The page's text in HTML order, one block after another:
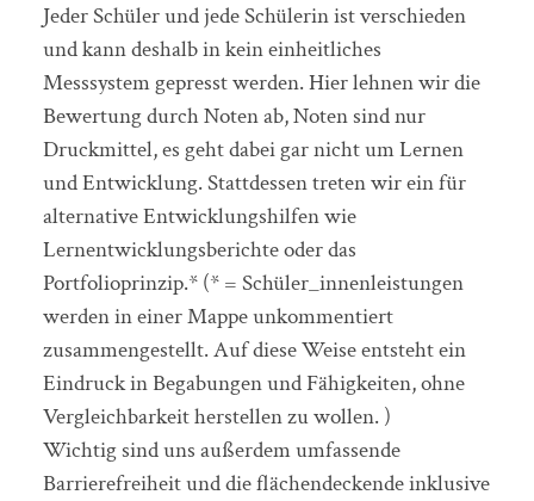
Jeder Schüler und jede Schülerin ist verschieden
und kann deshalb in kein einheitliches
Messsystem gepresst werden. Hier lehnen wir die
Bewertung durch Noten ab, Noten sind nur
Druckmittel, es geht dabei gar nicht um Lernen
und Entwicklung. Stattdessen treten wir ein für
alternative Entwicklungshilfen wie
Lernentwicklungsberichte oder das
Portfolioprinzip.* (* = Schüler_innenleistungen
werden in einer Mappe unkommentiert
zusammengestellt. Auf diese Weise entsteht ein
Eindruck in Begabungen und Fähigkeiten, ohne
Vergleichbarkeit herstellen zu wollen. )
Wichtig sind uns außerdem umfassende
Barrierefreiheit und die flächendeckende inklusive